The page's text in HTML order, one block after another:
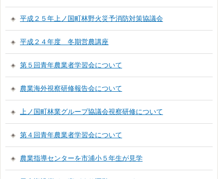
平成２５年上ノ国町林野火災予消防対策協議会
平成２４年度 冬期営農講座
第５回青年農業者学習会について
農業海外視察研修報告会について
上ノ国町林業グループ協議会視察研修について
第４回青年農業者学習会について
農業指導センターを市浦小５年生が見学